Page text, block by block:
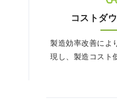
コストダ
製造効率改善によ
現し、製造コスト